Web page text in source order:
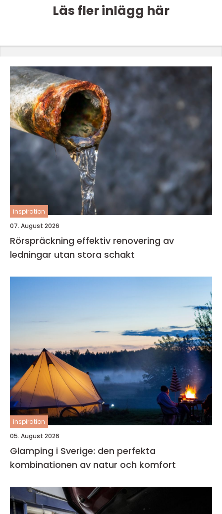
Läs fler inlägg här
inspiration
07. August 2026
Rörspräckning effektiv renovering av
ledningar utan stora schakt
inspiration
05. August 2026
Glamping i Sverige: den perfekta
kombinationen av natur och komfort